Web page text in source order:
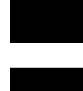
Garderoben